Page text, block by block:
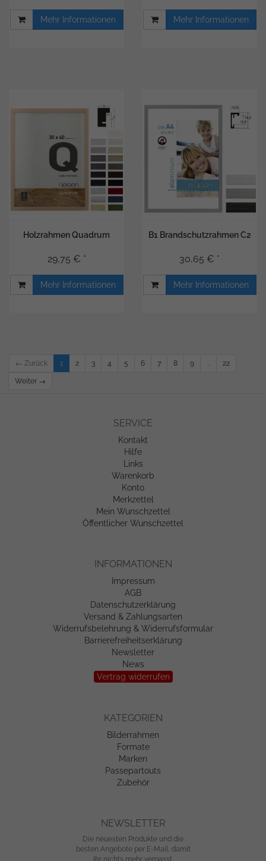
Mehr Informationen Mehr Informationen
Holzrahmen Quadrum
29,75 € *
Mehr Informationen
B1 Brandschutzrahmen C2
30,65 € *
Mehr Informationen
← Zurück 1 2 3 4 5 6 7 8 9 ... 22
Weiter →
SERVICE
Kontakt
Hilfe
Links
Warenkorb
Konto
Merkzettel
Mein Wunschzettel
Öffentlicher Wunschzettel
INFORMATIONEN
Impressum
AGB
Datenschutzerklärung
Versand & Zahlungsarten
Widerrufsbelehrung & Widerrufsformular
Barrierefreiheitserklärung
Newsletter
News
Vertrag widerrufen
KATEGORIEN
Bilderrahmen
Formate
Marken
Passepartouts
Zubehör
NEWSLETTER
Die neuesten Produkte und die
besten Angebote per E-Mail, damit